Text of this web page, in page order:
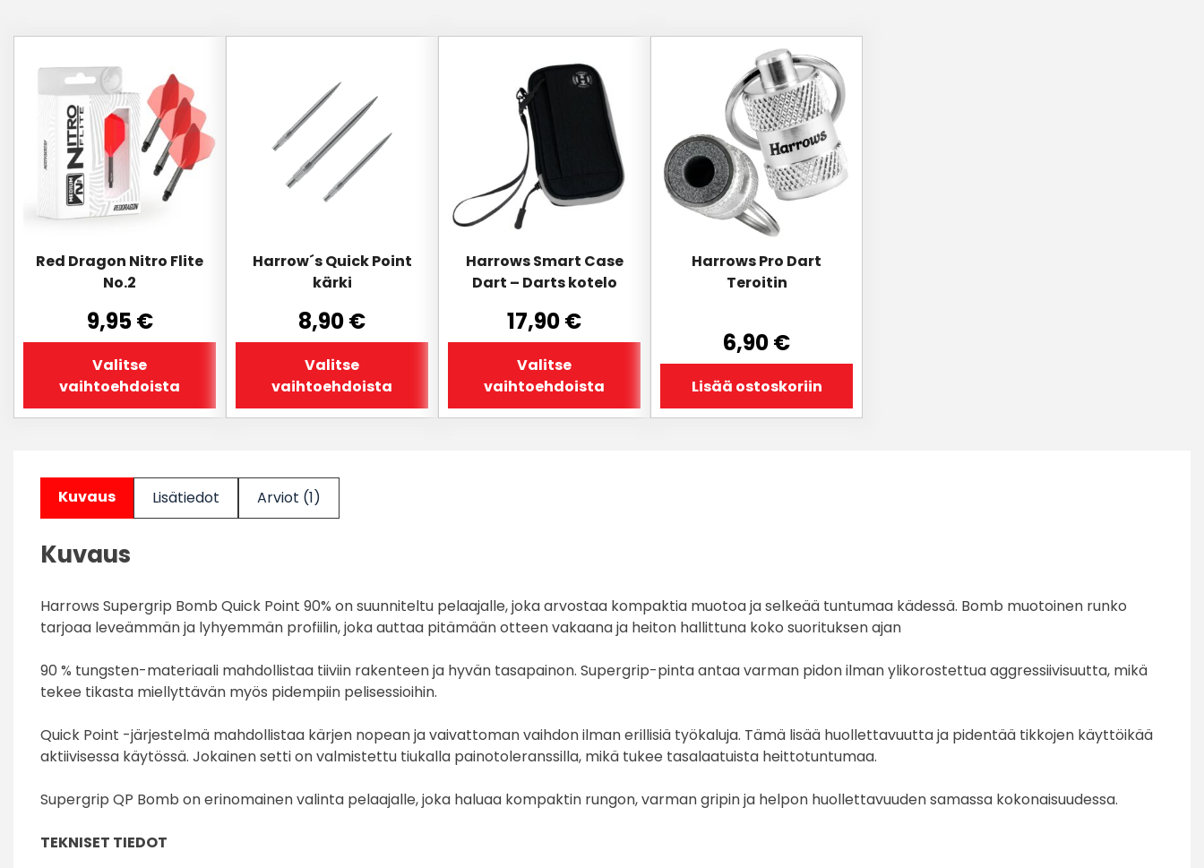
Red Dragon Nitro Flite
No.2
9,95€
Valitse
vaihtoehdoista
tuotteella
on
useampi
muunnelma.
Voit
valinnat
tuotteen
Harrow´s Quick Point
kärki
8,90€
Valitse
vaihtoehdoista
useampi
muunnelma.
Harrows Smart Case
Dart – Darts kotelo
17,90€
Valitse
vaihtoehdoista
muunnelma.
valinnat
tuotteen
Harrows Pro Dart
Teroitin
6,90€
Lisää ostoskoriin
Kuvaus Lisätiedot Arviot (1)
Kuvaus
Harrows Supergrip Bomb Quick Point 90% on suunniteltu pelaajalle, joka arvostaa kompaktia muotoa ja selkeää tuntumaa kädessä. Bomb muotoinen runko
tarjoaa leveämmän ja lyhyemmän profiilin, joka auttaa pitämään otteen vakaana ja heiton hallittuna koko suorituksen ajan
90 % tungsten-materiaali mahdollistaa tiiviin rakenteen ja hyvän tasapainon. Supergrip-pinta antaa varman pidon ilman ylikorostettua aggressiivisuutta, mikä
tekee tikasta miellyttävän myös pidempiin pelisessioihin.
Quick Point -järjestelmä mahdollistaa kärjen nopean ja vaivattoman vaihdon ilman erillisiä työkaluja. Tämä lisää huollettavuutta ja pidentää tikkojen käyttöikää
aktiivisessa käytössä. Jokainen setti on valmistettu tiukalla painotoleranssilla, mikä tukee tasalaatuista heittotuntumaa.
Supergrip QP Bomb on erinomainen valinta pelaajalle, joka haluaa kompaktin rungon, varman gripin ja helpon huollettavuuden samassa kokonaisuudessa.
TEKNISET TIEDOT